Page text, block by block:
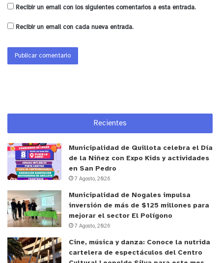
Recibir un email con los siguientes comentarios a esta entrada.
Recibir un email con cada nueva entrada.
Recientes
Municipalidad de Quillota celebra el Día
de la Niñez con Expo Kids y actividades
en San Pedro
7 Agosto, 2026
Municipalidad de Nogales impulsa
inversión de más de $125 millones para
mejorar el sector El Polígono
7 Agosto, 2026
Cine, música y danza: Conoce la nutrida
cartelera de espectáculos del Centro